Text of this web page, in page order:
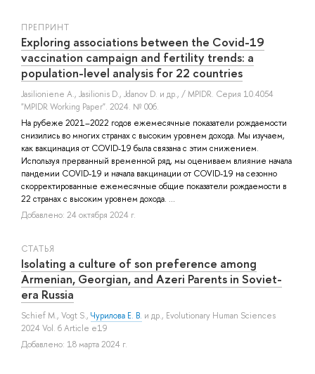
ПРЕПРИНТ
Exploring associations between the Covid-19
vaccination campaign and fertility trends: a
population-level analysis for 22 countries
Jasilioniene A., Jasilionis D., Jdanov D. и др., / MPIDR. Серия 10.4054
"MPIDR Working Paper". 2024. № 006.
На рубеже 2021–2022 годов ежемесячные показатели рождаемости
снизились во многих странах с высоким уровнем дохода. Мы изучаем,
как вакцинация от COVID-19 была связана с этим снижением.
Используя прерванный временной ряд, мы оцениваем влияние начала
пандемии COVID-19 и начала вакцинации от COVID-19 на сезонно
скорректированные ежемесячные общие показатели рождаемости в
22 странах с высоким уровнем дохода. ...
Добавлено: 24 октября 2024 г.
СТАТЬЯ
Isolating a culture of son preference among
Armenian, Georgian, and Azeri Parents in Soviet-
era Russia
Schief M., Vogt S., Чурилова Е. В. и др., Evolutionary Human Sciences
2024 Vol. 6 Article e19
Добавлено: 18 марта 2024 г.